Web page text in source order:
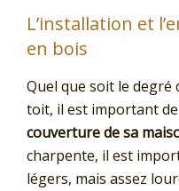
L’installation et
en bois
Quel que soit le degré
toit, il est important
couverture de sa
charpente, il est
légers, mais assez